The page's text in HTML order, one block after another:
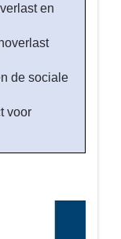
en
de sociale
voor